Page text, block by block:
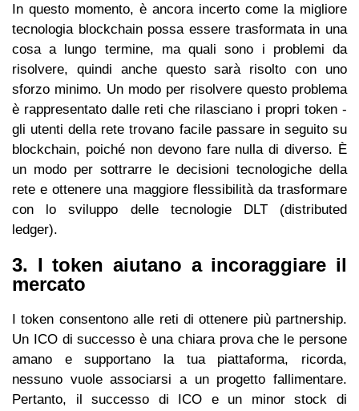
In questo momento, è ancora incerto come la migliore
tecnologia blockchain possa essere trasformata in una
cosa a lungo termine, ma quali sono i problemi da
risolvere, quindi anche questo sarà risolto con uno
sforzo minimo. Un modo per risolvere questo problema
è rappresentato dalle reti che rilasciano i propri token -
gli utenti della rete trovano facile passare in seguito su
blockchain, poiché non devono fare nulla di diverso. È
un modo per sottrarre le decisioni tecnologiche della
rete e ottenere una maggiore flessibilità da trasformare
con lo sviluppo delle tecnologie DLT (distributed
ledger).
3. I token aiutano a incoraggiare il
mercato
I token consentono alle reti di ottenere più partnership.
Un ICO di successo è una chiara prova che le persone
amano e supportano la tua piattaforma, ricorda,
nessuno vuole associarsi a un progetto fallimentare.
Pertanto, il successo di ICO e un minor stock di